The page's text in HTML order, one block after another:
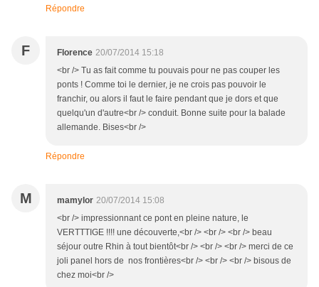
Répondre
F Florence 20/07/2014 15:18
<br /> Tu as fait comme tu pouvais pour ne pas couper les
ponts ! Comme toi le dernier, je ne crois pas pouvoir le
franchir, ou alors il faut le faire pendant que je dors et que
quelqu'un d'autre<br /> conduit. Bonne suite pour la balade
allemande. Bises<br />
Répondre
M mamylor 20/07/2014 15:08
<br /> impressionnant ce pont en pleine nature, le
VERTTTIGE !!!! une découverte,<br /> <br /> <br /> beau
séjour outre Rhin à tout bientôt<br /> <br /> <br /> merci de ce
joli panel hors de nos frontières<br /> <br /> <br /> bisous de
chez moi<br />